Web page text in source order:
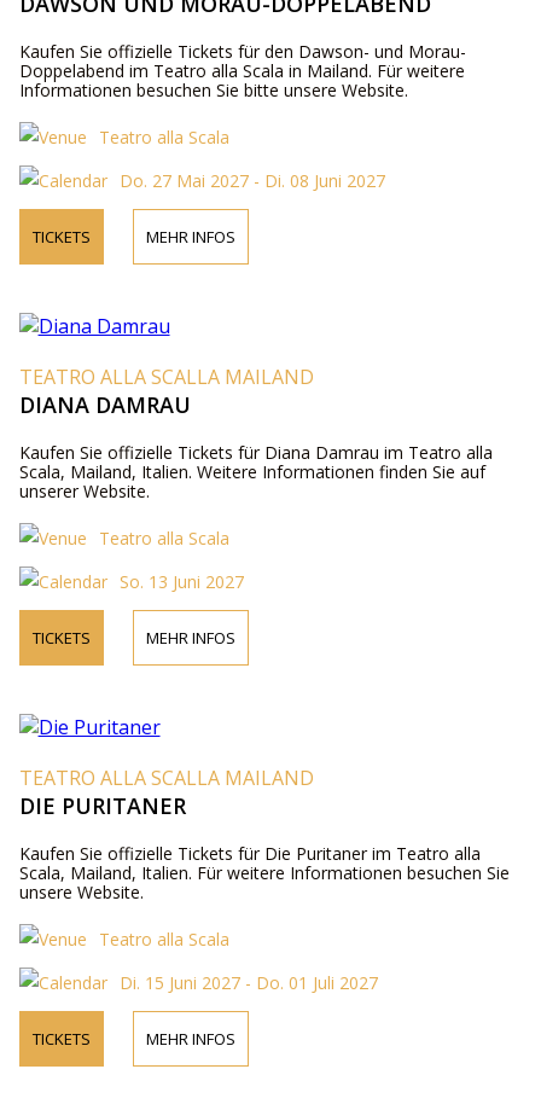
Kaufen Sie offizielle Tickets für den Dawson- und Morau-
Doppelabend im Teatro alla Scala in Mailand. Für weitere
Informationen besuchen Sie bitte unsere Website.
Teatro alla Scala
Do. 27 Mai 2027 - Di. 08 Juni 2027
TICKETS MEHR INFOS
TEATRO ALLA SCALLA MAILAND
DIANA DAMRAU
Kaufen Sie offizielle Tickets für Diana Damrau im Teatro alla
Scala, Mailand, Italien. Weitere Informationen finden Sie auf
unserer Website.
Teatro alla Scala
So. 13 Juni 2027
TICKETS MEHR INFOS
TEATRO ALLA SCALLA MAILAND
DIE PURITANER
Kaufen Sie offizielle Tickets für Die Puritaner im Teatro alla
Scala, Mailand, Italien. Für weitere Informationen besuchen Sie
unsere Website.
Teatro alla Scala
Di. 15 Juni 2027 - Do. 01 Juli 2027
TICKETS MEHR INFOS